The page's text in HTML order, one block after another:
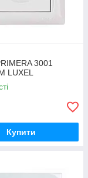
3001
LUXEL
Купити